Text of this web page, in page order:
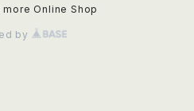
Online Shop
by